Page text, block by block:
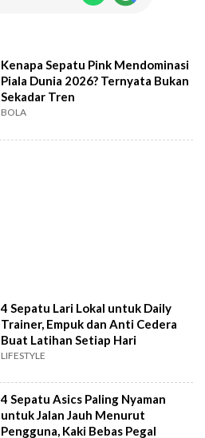
Kenapa Sepatu Pink Mendominasi
Piala Dunia 2026? Ternyata Bukan
Sekadar Tren
BOLA
4 Sepatu Lari Lokal untuk Daily
Trainer, Empuk dan Anti Cedera
Buat Latihan Setiap Hari
LIFESTYLE
4 Sepatu Asics Paling Nyaman
untuk Jalan Jauh Menurut
Pengguna, Kaki Bebas Pegal